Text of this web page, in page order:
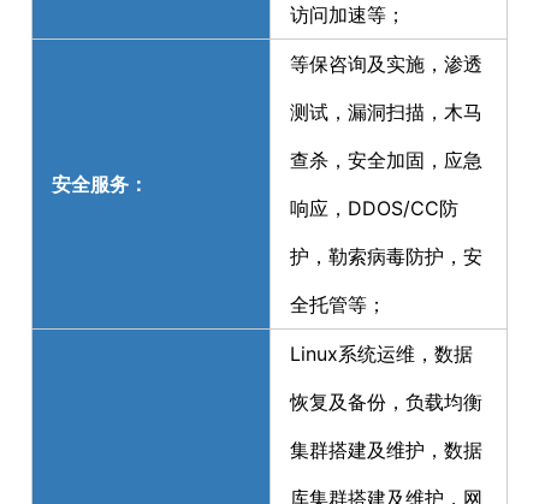
访问加速等；
安全服务：
等保咨询及实施，渗透
测试，漏洞扫描，木马
查杀，安全加固，应急
响应，DDOS/CC防
护，勒索病毒防护，安
全托管等；
Linux系统运维，数据
恢复及备份，负载均衡
集群搭建及维护，数据
库集群搭建及维护，网